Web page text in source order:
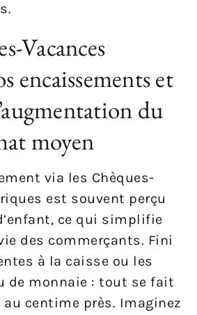
Vacances
encaissements et
du
moyen
via les Chèques-
est souvent perçu
ce qui simplifie
des commerçants. Fini
à la caisse ou les
de monnaie : tout se fait
centime près. Imaginez